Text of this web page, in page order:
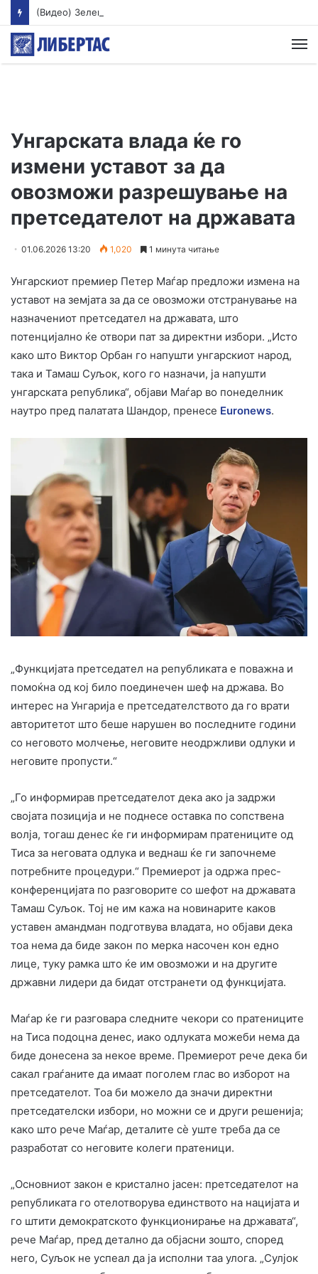
Унгарската влада ќе го
измени уставот за да
овозможи разрешување на
претседателот на државата
01.06.2026 13:20 1,020 1 минута читање
Унгарскиот премиер Петер Маѓар предложи измена на
уставот на земјата за да се овозможи отстранување на
назначениот претседател на државата, што
потенцијално ќе отвори пат за директни избори. „Исто
како што Виктор Орбан го напушти унгарскиот народ,
така и Тамаш Суљок, кого го назначи, ја напушти
унгарската република“, објави Маѓар во понеделник
наутро пред палатата Шандор, пренесе Euronews.
„Функцијата претседател на републиката е поважна и
помоќна од кој било поединечен шеф на држава. Во
интерес на Унгарија е претседателството да го врати
авторитетот што беше нарушен во последните години
со неговото молчење, неговите неодржливи одлуки и
неговите пропусти.“
„Го информирав претседателот дека ако ја задржи
својата позиција и не поднесе оставка по сопствена
волја, тогаш денес ќе ги информирам пратениците од
Тиса за неговата одлука и веднаш ќе ги започнеме
потребните процедури.“ Премиерот ја одржа прес-
конференцијата по разговорите со шефот на државата
Тамаш Суљок. Тој не им кажа на новинарите каков
уставен амандман подготвува владата, но објави дека
тоа нема да биде закон по мерка насочен кон едно
лице, туку рамка што ќе им овозможи и на другите
државни лидери да бидат отстранети од функцијата.
Маѓар ќе ги разговара следните чекори со пратениците
на Тиса подоцна денес, иако одлуката можеби нема да
биде донесена за некое време. Премиерот рече дека би
сакал граѓаните да имаат поголем глас во изборот на
претседателот. Тоа би можело да значи директни
претседателски избори, но можни се и други решенија;
како што рече Маѓар, деталите сè уште треба да се
разработат со неговите колеги пратеници.
„Основниот закон е кристално јасен: претседателот на
републиката го отелотворува единството на нацијата и
го штити демократското функционирање на државата“,
рече Маѓар, пред детално да објасни зошто, според
него, Суљок не успеал да ја исполни таа улога. „Сулјок